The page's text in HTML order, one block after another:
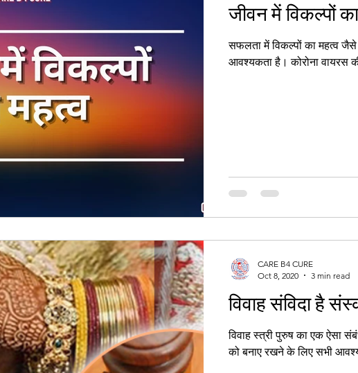
जीवन में विकल्पों
सफलता में विकल्पों का महत्व
आवश्यकता है। कोरोना वायरस
विवाह संविदा है
विवाह स्त्री पुरुष का एक ऐसा
को बनाए
CARE B4 CURE
Oct 8, 2020
3 min read